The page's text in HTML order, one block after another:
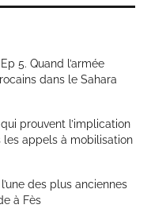
5. Quand l’armée
dans le Sahara
prouvent l’implication
appels à mobilisation
des plus anciennes
à Fès